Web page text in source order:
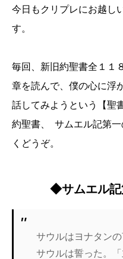
今日もクリプレにお越し
す。
毎回、新旧約聖書全１１
章を読んで、僕の心に浮
話してみようという【聖
約聖書、 サムエル記第
くどうぞ。
◆サムエル
サウルはヨナタン
サウルは誓った。